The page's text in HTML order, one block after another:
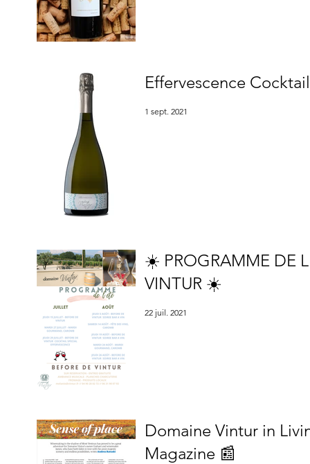
Effervescence
1 sept. 2021
☀️ PROGRAMME DE
VINTUR ☀️
22 juil. 2021
Domaine Vintur in
Magazine 📰